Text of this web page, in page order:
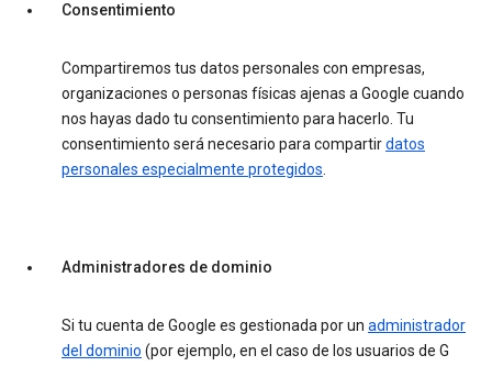
Consentimiento
Compartiremos tus datos personales con empresas,
organizaciones o personas físicas ajenas a Google cuando
nos hayas dado tu consentimiento para hacerlo. Tu
consentimiento será necesario para compartirdatos
personales especialmente protegidos.
Administradores de dominio
Si tu cuenta de Google es gestionada por un administrador
del dominio (por ejemplo, en el caso de los usuarios de G